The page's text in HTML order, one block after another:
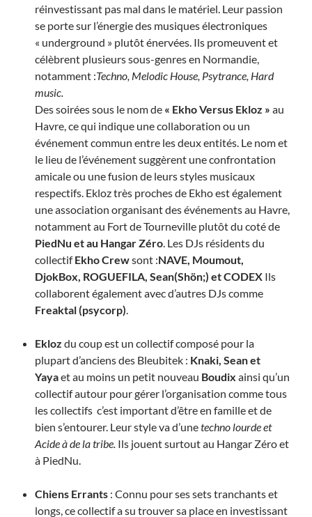
réinvestissant pas mal dans le matériel. Leur passion
se porte sur l’énergie des musiques électroniques
« underground » plutôt énervées. Ils promeuvent et
célèbrent plusieurs sous-genres en Normandie,
notamment :Techno, Melodic House, Psytrance, Hard
music.
Des soirées sous le nom de « Ekho Versus Ekloz » au
Havre, ce qui indique une collaboration ou un
événement commun entre les deux entités. Le nom et
le lieu de l’événement suggèrent une confrontation
amicale ou une fusion de leurs styles musicaux
respectifs. Ekloz très proches de Ekho est également
une association organisant des événements au Havre,
notamment au Fort de Tourneville plutôt du coté de
PiedNu et au Hangar Zéro. Les DJs résidents du
collectifEkho Crewsont :NAVE, Moumout,
DjokBox, ROGUEFILA, Sean(Shön;) etCODEX Ils
collaborent également avec d’autres DJs comme
Freaktal (psycorp).
Ekloz du coup est un collectif composé pour la
plupart d’anciens des Bleubitek : Knaki, Sean et
Yayaet au moins un petit nouveau Boudix ainsi qu’un
collectif autour pour gérer l’organisation comme tous
les collectifs c’est important d’être en famille et de
bien s’entourer. Leur style va d’unetechno lourde et
Acide à de la tribe. Ils jouent surtout au Hangar Zéro et
à PiedNu.
Chiens Errants : Connu pour ses sets tranchants et
longs, ce collectif a su trouver sa place en investissant